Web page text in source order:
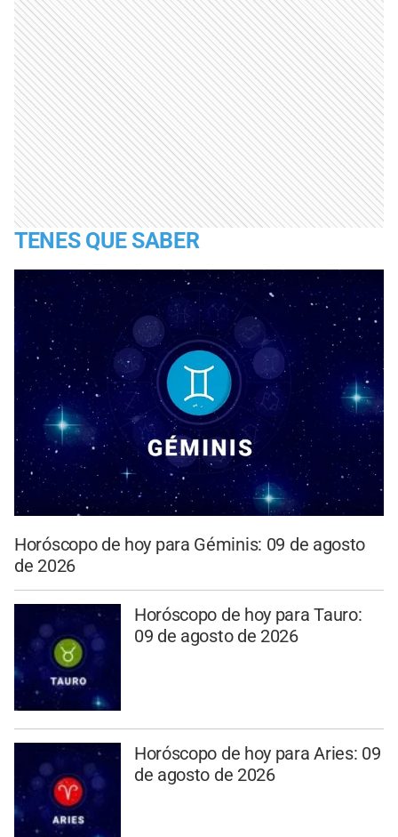
TENES QUE SABER
Horóscopo de hoy para Géminis: 09 de agosto
de 2026
Horóscopo de hoy para Tauro:
09 de agosto de 2026
Horóscopo de hoy para Aries: 09
de agosto de 2026